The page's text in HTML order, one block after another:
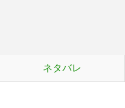
ネタバレ